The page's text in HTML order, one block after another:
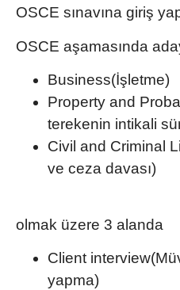
OSCE sınavına giriş
OSCE aşamasında
Business(İşletme)
Property and
terekenin intikali
Civil and Criminal
ve ceza davası)
olmak üzere 3 alanda
Client
yapma)